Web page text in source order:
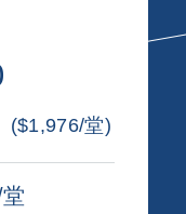
堂)